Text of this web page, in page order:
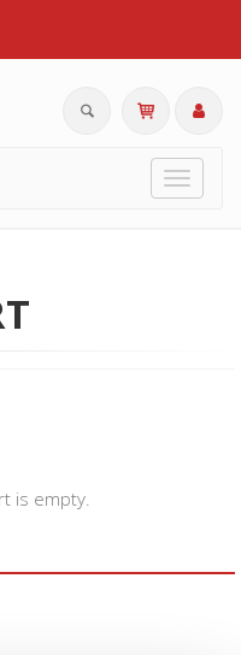
Toggle
is empty.